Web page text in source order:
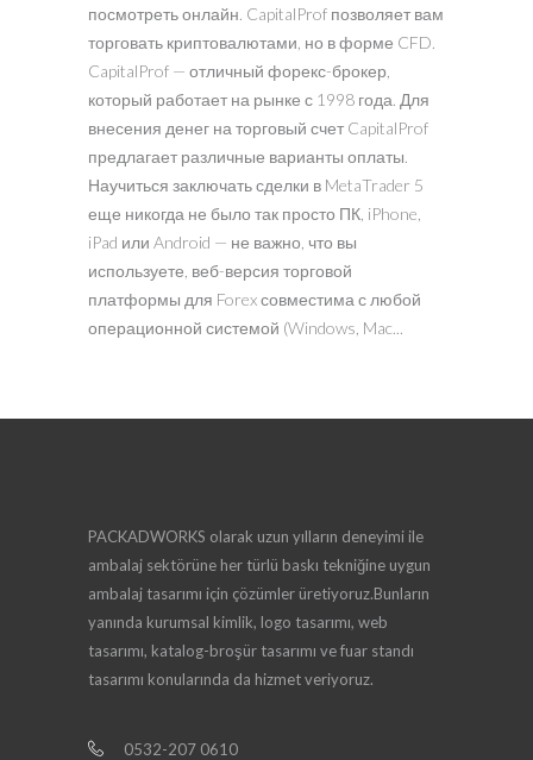
посмотреть онлайн. CapitalProf позволяет вам
торговать криптовалютами, но в форме CFD.
CapitalProf — отличный форекс-брокер,
который работает на рынке с 1998 года. Для
внесения денег на торговый счет CapitalProf
предлагает различные варианты оплаты.
Научиться заключать сделки в MetaTrader 5
еще никогда не было так просто ПК, iPhone,
iPad или Android — не важно, что вы
используете, веб-версия торговой
платформы для Forex совместима с любой
операционной системой (Windows, Mac...
PACKADWORKS olarak uzun yılların deneyimi ile
ambalaj sektörüne her türlü baskı tekniğine uygun
ambalaj tasarımı için çözümler üretiyoruz.Bunların
yanında kurumsal kimlik, logo tasarımı, web
tasarımı, katalog-broşür tasarımı ve fuar standı
tasarımı konularında da hizmet veriyoruz.
0532-207 0610